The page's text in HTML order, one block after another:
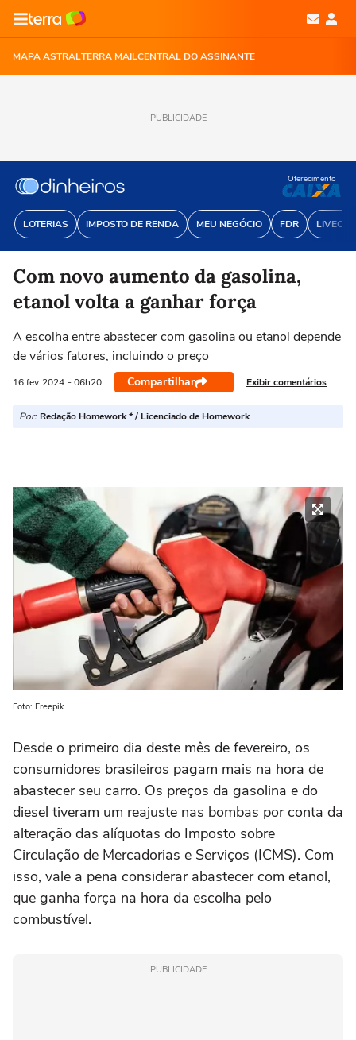
MAPA ASTRALTERRA MAILCENTRAL DO ASSINANTE
PUBLICIDADE
LOTERIAS IMPOSTO DE RENDA MEU NEGÓCIO FDR
Oferecimento
Com novo aumento da gasolina,
etanol volta a ganhar força
A escolha entre abastecer com gasolina ou etanol depende
de vários fatores, incluindo o preço
16 fev 2024 - 06h20 Compartilhar Exibir comentários
Por: Redação Homework * / Licenciado de Homework
Foto: Freepik
Desde o primeiro dia deste mês de fevereiro, os
consumidores brasileiros pagam mais na hora de
abastecer seu carro. Os preços da gasolina e do
diesel tiveram um reajuste nas bombas por conta da
alteração das alíquotas do Imposto sobre
Circulação de Mercadorias e Serviços (ICMS). Com
isso, vale a pena considerar abastecer com etanol,
que ganha força na hora da escolha pelo
combustível.
PUBLICIDADE